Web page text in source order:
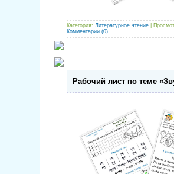
Категория: Литературное чтение |
Комментарии (0)
Рабочий лист по теме